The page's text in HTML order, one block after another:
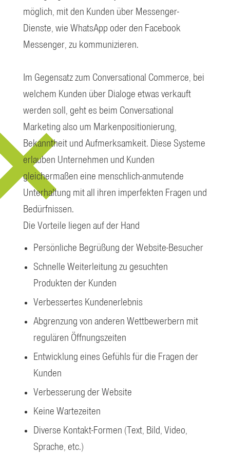
möglich, mit den Kunden über Messenger-
Dienste, wie WhatsApp oder den Facebook
Messenger, zu kommunizieren.
Im Gegensatz zum Conversational Commerce, bei
welchem Kunden über Dialoge etwas verkauft
werden soll, geht es beim Conversational
Marketing also um Markenpositionierung,
Bekanntheit und Aufmerksamkeit. Diese Systeme
erlauben Unternehmen und Kunden
gleichermaßen eine menschlich-anmutende
Unterhaltung mit all ihren imperfekten Fragen und
Bedürfnissen.
Die Vorteile liegen auf der Hand
Persönliche Begrüßung der Website-Besucher
Schnelle Weiterleitung zu gesuchten
Produkten der Kunden
Verbessertes Kundenerlebnis
Abgrenzung von anderen Wettbewerbern mit
regulären Öffnungszeiten
Entwicklung eines Gefühls für die Fragen der
Kunden
Verbesserung der Website
Keine Wartezeiten
Diverse Kontakt-Formen (Text, Bild, Video,
Sprache, etc.)